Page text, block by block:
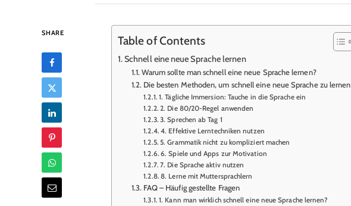
SHARE
Table of Contents
Schnell eine neue Sprache lernen
Warum sollte man schnell eine neue Sprache lernen?
Die besten Methoden, um schnell eine neue Sprache zu lernen
1. Tägliche Immersion: Tauche in die Sprache ein
2. Die 80/20-Regel anwenden
3. Sprechen ab Tag 1
4. Effektive Lerntechniken nutzen
5. Grammatik nicht zu kompliziert machen
6. Spiele und Apps zur Motivation
7. Die Sprache aktiv nutzen
8. Lerne mit Muttersprachlern
FAQ – Häufig gestellte Fragen
1. Kann man wirklich schnell eine neue Sprache lernen?